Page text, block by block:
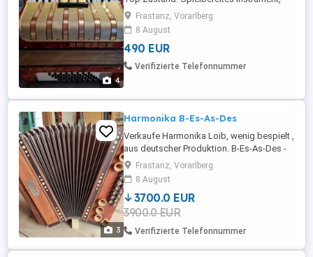
4
auch für Schüler geeignet. 2 Chöre - 48
Bässe. Rucksack neu ! Kein Versand !
Frastanz, Vorarlberg
8 August
490 EUR
Verifizierte Telefonnummer
3
Harmonika B-Es-As-Des
Verkaufe Harmonika Loib, wenig bespielt ,
aus deutscher Produktion. B-Es-As-Des -
mit Holzverdeck, Super Klang. 4 Reihig - 3
Chöre. Mit Rucksack. Kein Versand !!
Frastanz, Vorarlberg
8 August
3700.0 EUR
3900.0 EUR
Verifizierte Telefonnummer